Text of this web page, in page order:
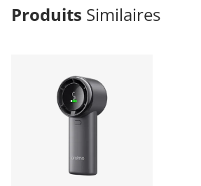
Produits Similaires